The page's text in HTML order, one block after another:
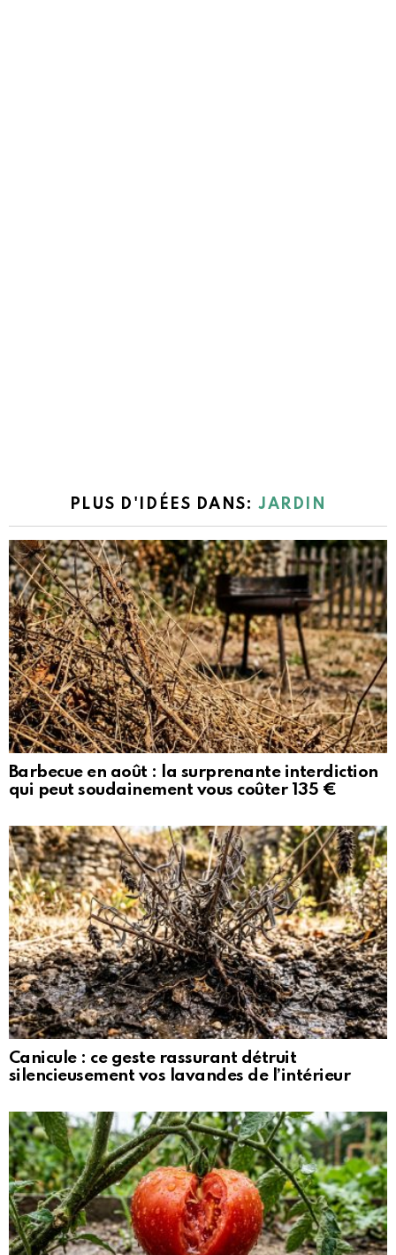
PLUS D'IDÉES DANS:JARDIN
Barbecue en août : la surprenante interdiction
qui peut soudainement vous coûter 135 €
Canicule : ce geste rassurant détruit
silencieusement vos lavandes de l’intérieur